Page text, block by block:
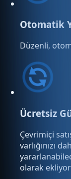
Otomatik
Düzenli,
Ücretsiz
Çevrimiçi
varlığınızı
olarak